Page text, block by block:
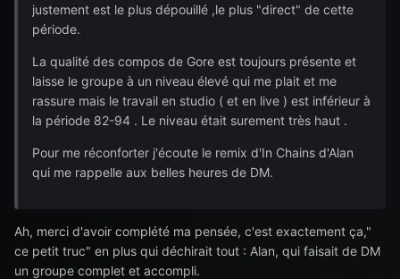
justement est le plus dépouillé ,le plus "direct" de cette
période.
La qualité des compos de Gore est toujours présente et
laisse le groupe à un niveau élevé qui me plait et me
rassure mais le travail en studio ( et en live ) est inférieur à
la période 82-94 . Le niveau était surement très haut .
Pour me réconforter j'écoute le remix d'In Chains d'Alan
qui me rappelle aux belles heures de DM.
Ah, merci d'avoir complété ma pensée, c'est exactement ça,"
ce petit truc" en plus qui déchirait tout : Alan, qui faisait de DM
un groupe complet et accompli.